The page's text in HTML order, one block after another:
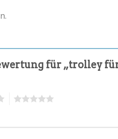
für „trolley